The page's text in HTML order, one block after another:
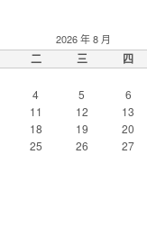
2026 年 8 月
二 三 四
4 5 6
11 12 13
18 19 20
25 26 27